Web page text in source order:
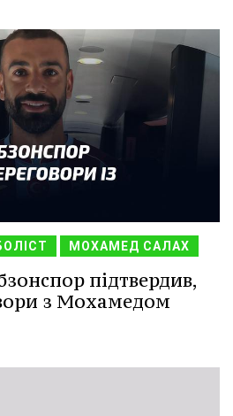
МОХАМЕД САЛАХ
підтвердив,
з Мохамедом